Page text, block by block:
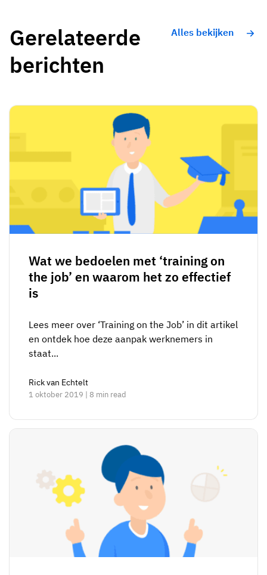
Gerelateerde
berichten
Alles bekijken
Wat we bedoelen met ‘training on
the job’ en waarom het zo effectief
is
Lees meer over ‘Training on the Job’ in dit artikel
en ontdek hoe deze aanpak werknemers in
staat...
Rick van Echtelt
1 oktober 2019 | 8 min read